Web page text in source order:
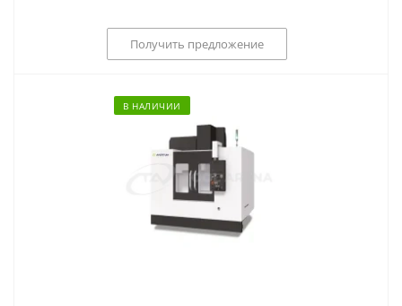
Получить предложение
В НАЛИЧИИ